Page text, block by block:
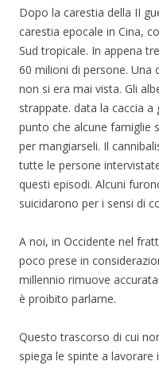
Dopo la carestia della II
carestia epocale in Cina,
Sud tropicale. In appena
60 milioni di persone. Una
non si era mai vista. Gli
strappate. data la caccia
punto che alcune famiglie
per mangiarseli. Il
tutte le persone
questi episodi. Alcuni
suicidarono per i sensi di
A noi, in Occidente nel
poco prese in
millennio rimuove
è proibito parlarne.
Questo trascorso di cui
spiega le spinte a